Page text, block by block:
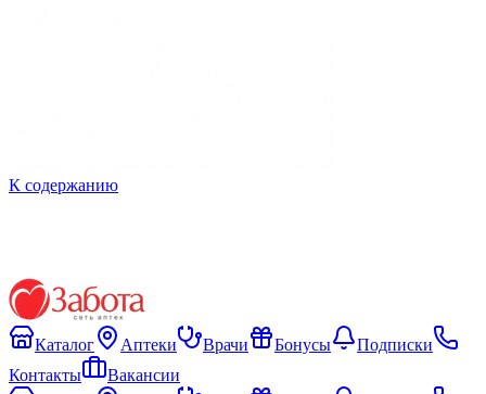
К содержанию
Каталог Аптеки Врачи Бонусы
Подписки
Контакты
Вакансии